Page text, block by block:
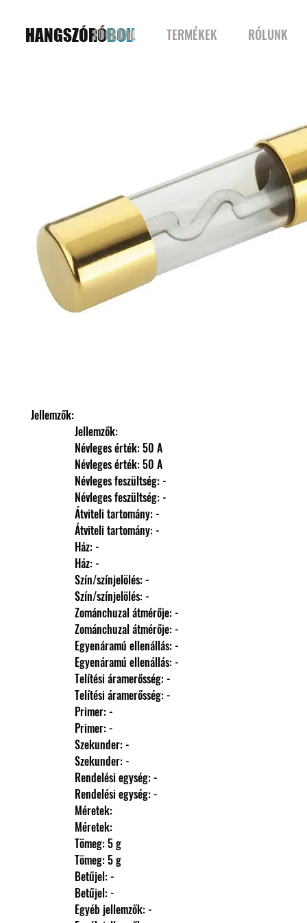
HANGSZÓRÓBOLT
FŐOLDAL TERMÉKEK RÓLUNK
Jellemzők:
                Jellemzők:
                Névleges érték: 50 A
                Névleges érték: 50 A
                Névleges feszültség: -
                Névleges feszültség: -
                Átviteli tartomány: -
                Átviteli tartomány: -
                Ház: -
                Ház: -
                Szín/színjelölés: -
                Szín/színjelölés: -
                Zománchuzal átmérője: -
                Zománchuzal átmérője: -
                Egyenáramú ellenállás: -
                Egyenáramú ellenállás: -
                Telítési áramerősség: -
                Telítési áramerősség: -
                Primer: -
                Primer: -
                Szekunder: -
                Szekunder: -
                Rendelési egység: -
                Rendelési egység: -
                Méretek:
                Méretek:
                Tömeg: 5 g
                Tömeg: 5 g
                Betűjel: -
                Betűjel: -
                Egyéb jellemzők: -